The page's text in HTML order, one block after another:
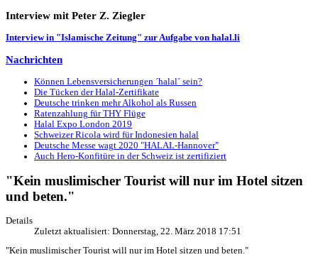
Interview mit Peter Z. Ziegler
Interview in "Islamische Zeitung" zur Aufgabe von halal.li
Nachrichten
Können Lebensversicherungen ´halal´ sein?
Die Tücken der Halal-Zertifikate
Deutsche trinken mehr Alkohol als Russen
Ratenzahlung für THY Flüge
Halal Expo London 2019
Schweizer Ricola wird für Indonesien halal
Deutsche Messe wagt 2020 "HALAL-Hannover"
Auch Hero-Konfitüre in der Schweiz ist zertifiziert
"Kein muslimischer Tourist will nur im Hotel sitzen
und beten."
Details
Zuletzt aktualisiert: Donnerstag, 22. März 2018 17:51
"Kein muslimischer Tourist will nur im Hotel sitzen und beten."